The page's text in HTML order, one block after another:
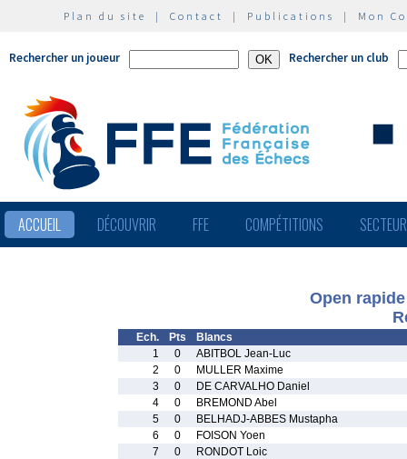
Plan du site | Contact | Publications | Mon
Rechercher un joueur Rechercher un club
ACCUEIL DÉCOUVRIR FFE COMPÉTITIONS
Open
Ech. Pts
Blancs
1
0
ABITBOL Jean-Luc
2
0
MULLER Maxime
3
0
DE CARVALHO Daniel
4
0
BREMOND Abel
5
0
BELHADJ-ABBES Mustapha
6
0
FOISON Yoen
7
0
RONDOT Loic